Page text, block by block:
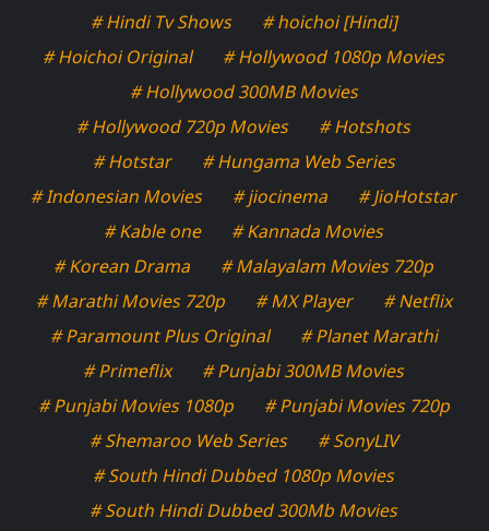
# Hindi Tv Shows
# hoichoi [Hindi]
# Hoichoi Original
# Hollywood 1080p Movies
# Hollywood 300MB Movies
# Hollywood 720p Movies
# Hotshots
# Hotstar
# Hungama Web Series
# Indonesian Movies
# jiocinema
# JioHotstar
# Kable one
# Kannada Movies
# Korean Drama
# Malayalam Movies 720p
# Marathi Movies 720p
# MX Player
# Netflix
# Paramount Plus Original
# Planet Marathi
# Primeflix
# Punjabi 300MB Movies
# Punjabi Movies 1080p
# Punjabi Movies 720p
# Shemaroo Web Series
# SonyLIV
# South Hindi Dubbed 1080p Movies
# South Hindi Dubbed 300Mb Movies